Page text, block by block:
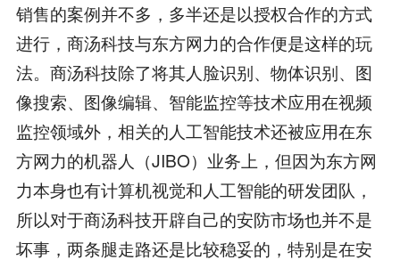
销售的案例并不多，多半还是以授权合作的方式
进行，商汤科技与东方网力的合作便是这样的玩
法。商汤科技除了将其人脸识别、物体识别、图
像搜索、图像编辑、智能监控等技术应用在视频
监控领域外，相关的人工智能技术还被应用在东
方网力的机器人（JIBO）业务上，但因为东方网
力本身也有计算机视觉和人工智能的研发团队，
所以对于商汤科技开辟自己的安防市场也并不是
坏事，两条腿走路还是比较稳妥的，特别是在安